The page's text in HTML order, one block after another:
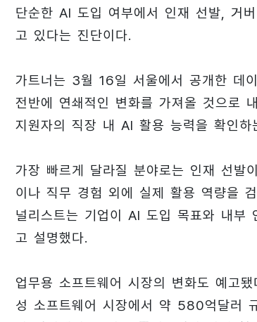
단순한 AI 도입 여부에서 인재 선발, 거
고 있다는 진단이다.
가트너는 3월 16일 서울에서 공개한 데
전반에 연쇄적인 변화를 가져올 것으로
지원자의 직장 내 AI 활용 능력을 확인
가장 빠르게 달라질 분야로는 인재 선발
이나 직무 경험 외에 실제 활용 역량을
널리스트는 기업이 AI 도입 목표와 내부
고 설명했다.
업무용 소프트웨어 시장의 변화도 예고
성 소프트웨어 시장에서 약 580억달러